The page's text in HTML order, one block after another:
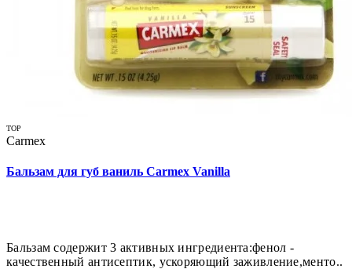
TOP
Carmex
Бальзам для губ ваниль Carmex Vanilla
Бальзам содержит 3 активных ингредиента:фенол -
качественный антисептик, ускоряющий заживление,менто..